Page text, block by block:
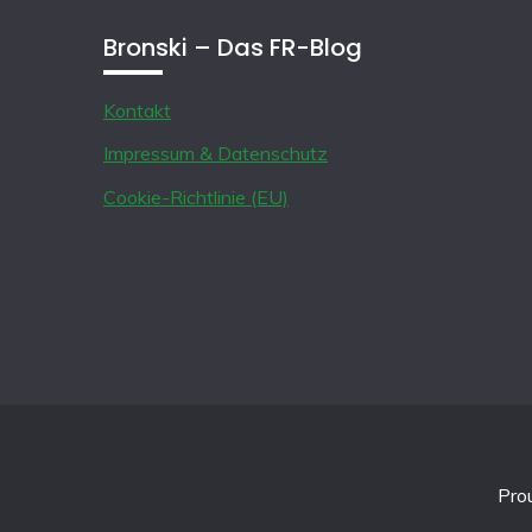
Bronski – Das FR-Blog
Kontakt
Impressum & Datenschutz
Cookie-Richtlinie (EU)